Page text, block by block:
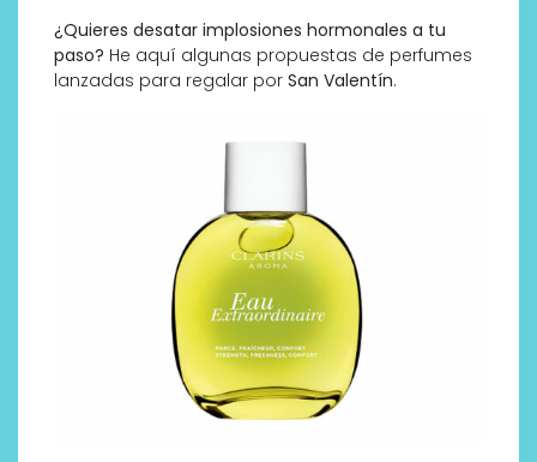
¿Quieres desatar implosiones hormonales a tu
paso? He aquí algunas propuestas de perfumes
lanzadas para regalar por San Valentín.